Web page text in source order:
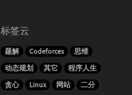
标签云
题解 Codeforces
思维
动态规划
其它
程序人生
贪心
Linux 网站
二分